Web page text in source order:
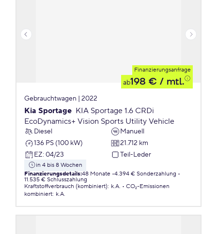
Finanzierungsanfrage
ab198 € / mtl.
Gebrauchtwagen | 2022
Kia Sportage KIA Sportage 1.6 CRDi
EcoDynamics+ Vision Sports Utility Vehicle
Diesel
Manuell
136 PS (100 kW)
21.712 km
EZ: 04/23 Teil-Leder
in 4 bis 8 Wochen
Finanzierungsdetails:48 Monate 4.394 € Sonderzahlung
11.535 € Schlusszahlung
Kraftstoffverbrauch (kombiniert): k.A.
CO₂-Emissionen
kombiniert: k.A.